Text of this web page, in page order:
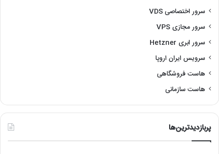
سرور اختصاصی VDS
سرور مجازی VPS
سرور ابری Hetzner
سرویس ایران اروپا
هاست فروشگاهی
هاست سازمانی
پربازدیدترین‌ها